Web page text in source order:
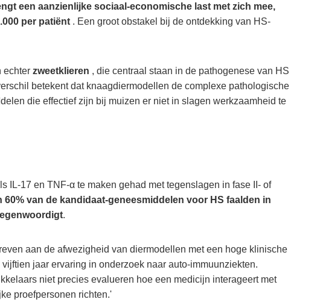
een aanzienlijke sociaal-economische last met zich mee,
per patiënt . Een groot obstakel bij de ontdekking van HS-
echter zweetklieren , die centraal staan ​​in de pathogenese van HS
betekent dat knaagdiermodellen de complexe pathologische
die effectief zijn bij muizen er niet in slagen werkzaamheid te
17 en TNF-α te maken gehad met tegenslagen in fase II- of
van de kandidaat-geneesmiddelen voor HS faalden in
.
aan de afwezigheid van diermodellen met een hoge klinische
jaar ervaring in onderzoek naar auto-immuunziekten.
niet precies evalueren hoe een medicijn interageert met
proefpersonen richten.'